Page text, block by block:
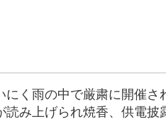
にく雨の中で厳粛に開催
み上げられ焼香、供電披